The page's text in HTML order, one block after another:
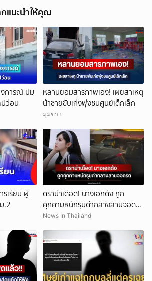
แนะนำให้คุณ
งการณ์ ปม
ว่อน
หลานยอมสารภาพเอง! เผยสาเหตุ
น้าชายขับเก๋งพุ่งชนศูนย์เด็กเล็ก
มุมข่าว
รเรียน ผู้
.2
ดราม่าเดือด! นางเอกดัง ถูก
คุกคามหนักรุมด่ากลางลานจอดรถ
(ข่าวต่างประเทศ)
News In Thailand